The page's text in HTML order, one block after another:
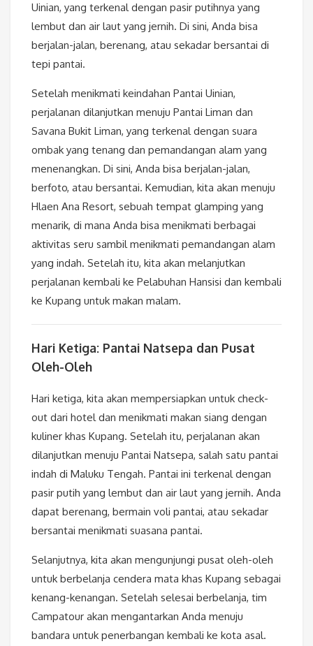
Uinian, yang terkenal dengan pasir putihnya yang
lembut dan air laut yang jernih. Di sini, Anda bisa
berjalan-jalan, berenang, atau sekadar bersantai di
tepi pantai.
Setelah menikmati keindahan Pantai Uinian,
perjalanan dilanjutkan menuju Pantai Liman dan
Savana Bukit Liman, yang terkenal dengan suara
ombak yang tenang dan pemandangan alam yang
menenangkan. Di sini, Anda bisa berjalan-jalan,
berfoto, atau bersantai. Kemudian, kita akan menuju
Hlaen Ana Resort, sebuah tempat glamping yang
menarik, di mana Anda bisa menikmati berbagai
aktivitas seru sambil menikmati pemandangan alam
yang indah. Setelah itu, kita akan melanjutkan
perjalanan kembali ke Pelabuhan Hansisi dan kembali
ke Kupang untuk makan malam.
Hari Ketiga: Pantai Natsepa dan Pusat
Oleh-Oleh
Hari ketiga, kita akan mempersiapkan untuk check-
out dari hotel dan menikmati makan siang dengan
kuliner khas Kupang. Setelah itu, perjalanan akan
dilanjutkan menuju Pantai Natsepa, salah satu pantai
indah di Maluku Tengah. Pantai ini terkenal dengan
pasir putih yang lembut dan air laut yang jernih. Anda
dapat berenang, bermain voli pantai, atau sekadar
bersantai menikmati suasana pantai.
Selanjutnya, kita akan mengunjungi pusat oleh-oleh
untuk berbelanja cendera mata khas Kupang sebagai
kenang-kenangan. Setelah selesai berbelanja, tim
Campatour akan mengantarkan Anda menuju
bandara untuk penerbangan kembali ke kota asal.